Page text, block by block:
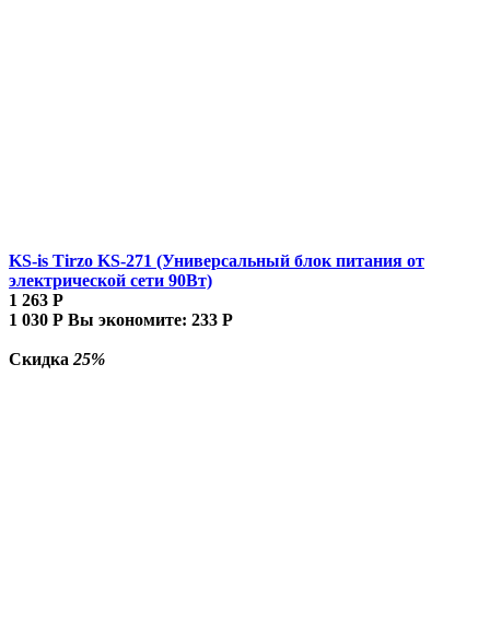
KS-is Tirzo KS-271 (Универсальный блок питания от
электрической сети 90Вт)
1 263 Р
1 030 Р Вы экономите: 233 Р
Скидка 25%